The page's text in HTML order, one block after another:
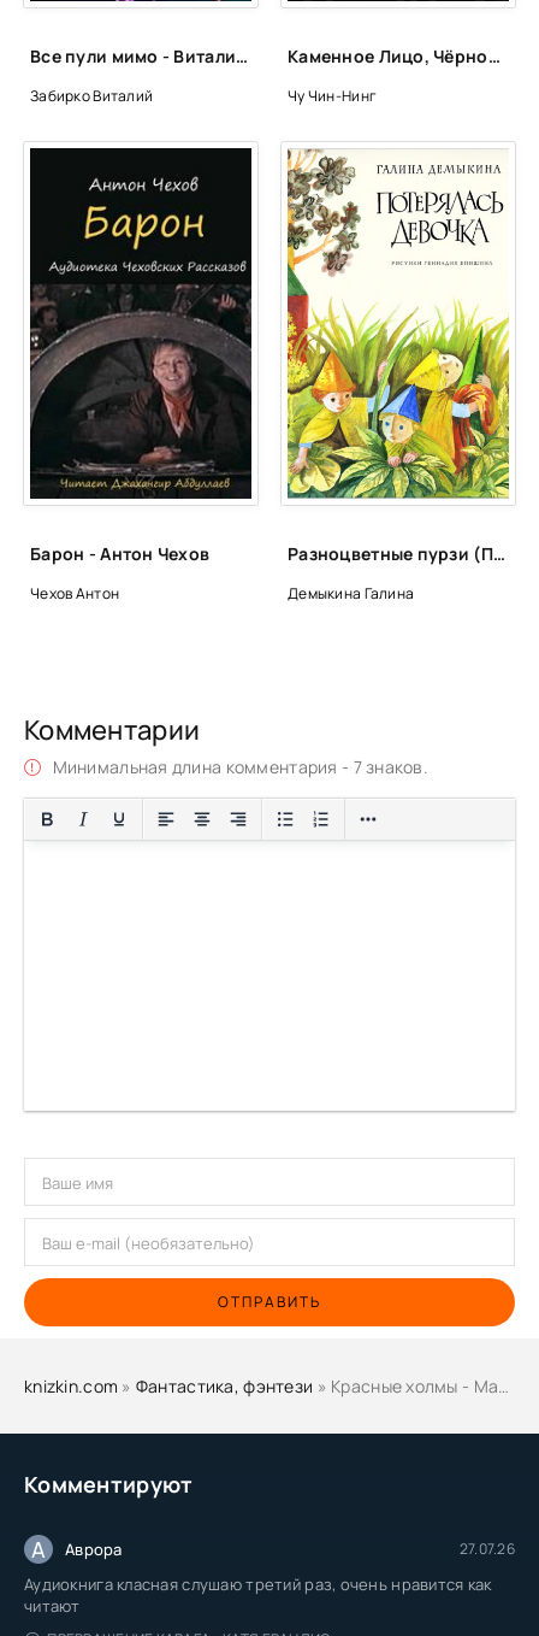
Комментируют
А Аврора 27.07.26
Аудиокнига класная слушаю третий раз, очень нравится как
читают
Все пули мимо - Виталий Забирко
Забирко Виталий
Каменное Лицо, Чёрное Сердце. Азиатская философия побед без поражений - Чин-Нинг Чу
Чу Чин-Нинг
Барон - Антон Чехов
Чехов Антон
Разноцветные пурзи (Потерялась девочка) - Галина Демыкина
Демыкина Галина
Комментарии
Минимальная длина комментария - 7 знаков.
ОТПРАВИТЬ
knizkin.com » Фантастика, фэнтези » Красные холмы - Марина Аэзида